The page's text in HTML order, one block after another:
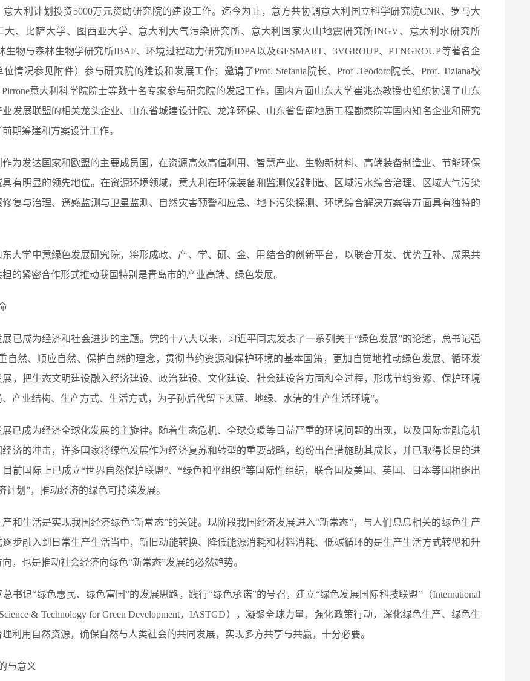
意大利计划投资5000万元资助研究院的建设工作。迄今为止，意方共协调意大利国立科学研究院CNR、罗马大
大、比萨大学、图西亚大学、意大利大气污染研究所、意大利国家火山地震研究所INGV、意大利水研究所
生物与森林生物学研究所IBAF、环境过程动力研究所IDPA以及GESMART、3VGROUP、PTNGROUP等著名企
情况参见附件）参与研究院的建设和发展工作；邀请了Prof. Stefania院长、Prof .Teodoro院长、Prof. Tiziana校
Pirrone意大利科学院院士等数十名专家参与研究院的发起工作。国内方面山东大学崔兆杰教授也组织协调了山东
业发展联盟的相关龙头企业、山东省城建设计院、 龙净环保、山东省鲁南地质工程勘察院等国内知名企业和研究
期筹建和方案设计工作。
作为发达国家和欧盟的主要成员国，在资源高效高值利用、智慧产业、生物新材料、高端装备制造业、节能环保
具有明显的领先地位。在资源环境领域，意大利在环保装备和监测仪器制造、区域污水综合治理、区域大气污染
修复与治理、遥感监测与卫星监测、自然灾害预警和应急、地下污染探测、环境综合解决方案等方面具有独特的
东大学中意绿色发展研究院，将形成政、产、学、研、金、用结合的创新平台，以联合开发、优势互补、成果共
担的紧密合作形式推动我国特别是青岛市的产业高端、绿色发展。
展已成为经济和社会进步的主题。党的十八大以来，习近平同志发表了一系列 关于“绿色发展”的论述 ，总书记强
自然、顺应自然、保护自然的理念，贯彻节约资源和保护环境的基本国策，更加自觉地推动绿色发展、循环发
展，把生态文明建设融入经济建设、政治建设、文化建设、社会建设各方面和全过程，形成节约资源、保护环境
产业结构、生产方式、生活方式，为子孙后代留下天蓝、地绿、水清的生产生活环境”。
展已成为经济全球化发展的主旋律。随着生态危机、全球变暖等日益严重的环境问题的出现， 以及国际金融危机
经济的冲击，许多国家将绿色发展作为经济复苏和转型的重要战略，纷纷出台措施助其成长，并已取得长足的进
目前国际上 已成立“世界自然保护联盟”、“绿色和平组织”等国际性组织，联合国 及美国 、 英国、 日本等 国相继出
计划 ”，推动经济的绿色可持续发展。
产和生活是实现我国经济绿色“新常态”的关键。现阶段我国经济发展进入“新常态”，与人们 息息相关的绿色生产
逐步融入到日常生产生活当中 ，新旧动能转换、 降低能源消耗和材料消耗、低碳循环的是生产生活方式转型和升
向 ， 也是推动社会经济向绿色“新常态”发展的必然趋势。
总书记“绿色惠民、绿色富国”的发展思路，践行“绿色承诺”的号召， 建立“绿色发展国际科技联盟”（International
& Technology for Green Development，IASTGD）
， 凝聚全球力量，强化政策行动，深化绿色生产、绿色生
理利用自然资源，确保自然与人类社会的共同发展，实现多方共享与共赢 ， 十分必要。
与意义